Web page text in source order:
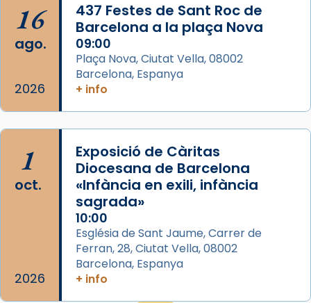
16
ago.
2026
437 Festes de Sant Roc de
Barcelona a la plaça Nova
09:00
Plaça Nova, Ciutat Vella, 08002
Barcelona, Espanya
+ info
1
oct.
2026
Exposició de Càritas
Diocesana de Barcelona
«Infància en exili, infància
sagrada»
10:00
Església de Sant Jaume, Carrer de
Ferran, 28, Ciutat Vella, 08002
Barcelona, Espanya
+ info